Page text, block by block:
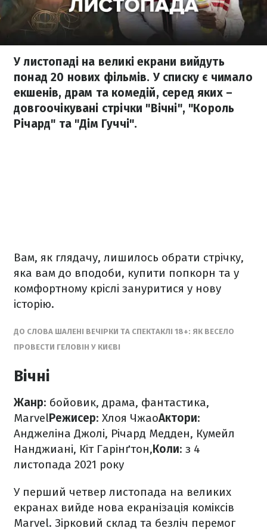
У листопаді на великі екрани вийдуть
понад 20 нових фільмів. У списку є чимало
екшенів, драм та комедій, серед яких –
довгоочікувані стрічки "Вічні", "Король
Річард" та "Дім Гуччі".
Вам, як глядачу, лишилось обрати стрічку,
яка вам до вподоби, купити попкорн та у
комфортному кріслі зануритися у нову
історію.
ДО СЛОВА ШАЛЕНІ ВЕЧІРКИ ТА СПЕКТАКЛІ 18+: ЯК ВЕСЕЛО
ПРОВЕСТИ ГЕЛОВІН У КИЄВІ
Вічні
Жанр: бойовик, драма, фантастика,
MarvelРежисер: Хлоя ЧжаоАктори:
Анджеліна Джолі, Річард Медден, Кумейл
Нанджиані, Кіт Гарінґтон,Коли: з 4
листопада 2021 року
У перший четвер листопада на великих
екранах вийде нова екранізація коміксів
Marvel. Зірковий склад та безліч перемог